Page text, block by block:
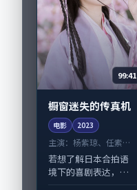
99:41
橱窗迷失的传真机
电影 2023
主演： 杨紫琼、任素汐
等
若想了解日本合拍语
境下的喜剧表达，